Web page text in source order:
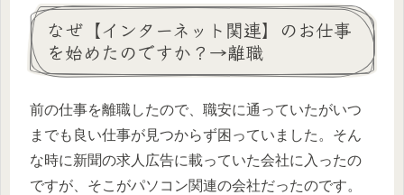
なぜ【インターネット関連】のお仕事
を始めたのですか？→離職
前の仕事を離職したので、職安に通っていたがいつ
までも良い仕事が見つからず困っていました。そん
な時に新聞の求人広告に載っていた会社に入ったの
ですが、そこがパソコン関連の会社だったのです。